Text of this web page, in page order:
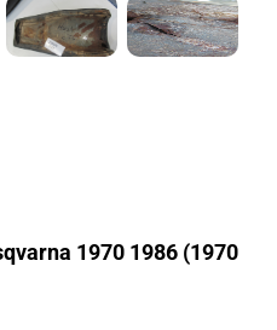
1970 1986 (1970